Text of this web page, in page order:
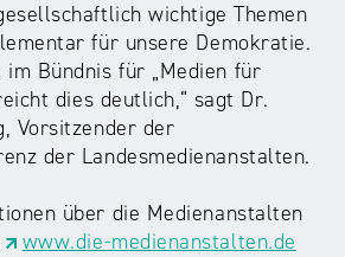
wichtige Themen
für unsere Demokratie.
im Bündnis für „Medien für
dies deutlich,“ sagt Dr.
Vorsitzender der
der Landesmedienanstalten.
über die Medienanstalten
www.die-medienanstalten.de